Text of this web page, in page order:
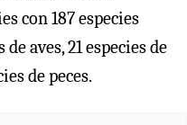
con 187 especies
aves, 21 especies de
de peces.